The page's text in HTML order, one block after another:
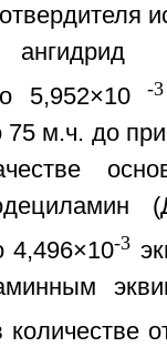
5,952×10-3
75 м.ч. до
4,496×10-3
количестве